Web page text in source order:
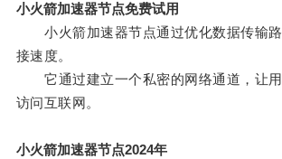
小火箭加速器节点免费试用
小火箭加速器节点通过优化数据传输路
接速度。
它通过建立一个私密的网络通道，让用
访问互联网。
小火箭加速器节点2024年